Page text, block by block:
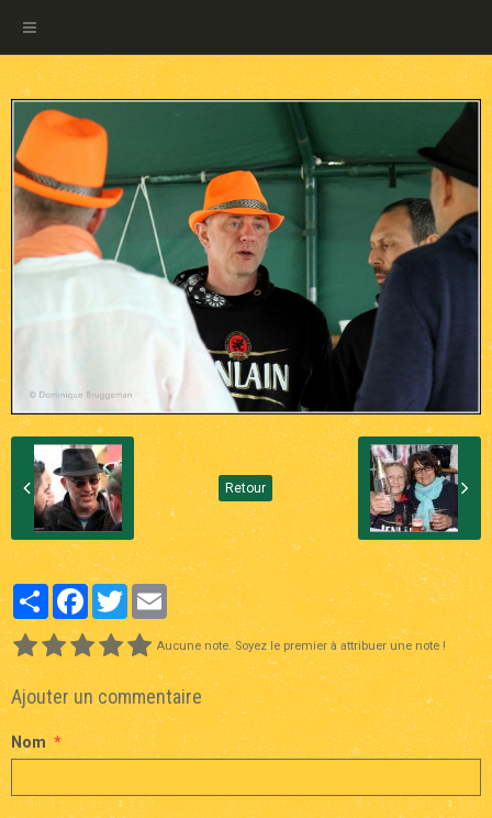
Retour
PartagerFacebook
TwitterEmail
Aucune note. Soyez le premier à attribuer une note !
Ajouter un commentaire
Nom